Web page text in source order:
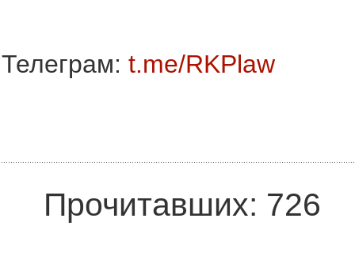
Телеграм: t.me/RKPlaw
Прочитавших: 726